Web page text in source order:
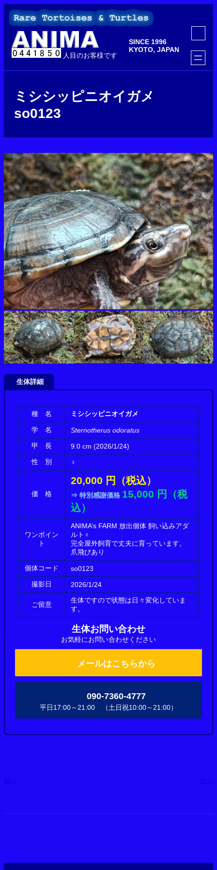
を
人目のお客様です
SINCE 1996
KYOTO, JAPAN
ア
コ
ン
リ
ン
ク
ミシシッピニオイガメ
so0123
生体詳細
種 名 ミシシッピニオイガメ
学 名
Sternotherus odoratus
甲 長
9.0 cm (2026/1/24)
性 別
♀
価 格
20,000 円（税込）
⇒ 特別感謝価格 15,000 円（税
込）
ワンポイン
ト
ANIMA’s FARM 放出個体 飼い込みアダ
ルト♀
完全屋外飼育で丈夫に育っています。
爪飛びあり
個体コード
so0123
撮影日
2026/1/24
ご留意
生体ですので状態は日々変化していま
す。
生体お問い合わせ
お気軽にお問い合わせください
メールはこちらから
090-7360-4777
平日17:00～21:00 （土日祝10:00～21:00）
前へ 次へ